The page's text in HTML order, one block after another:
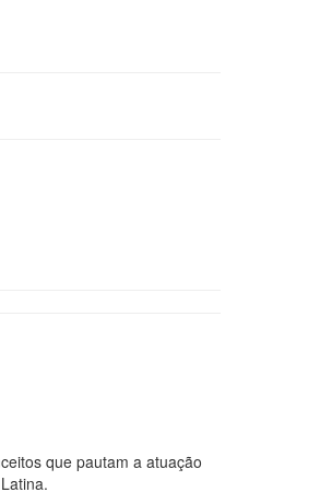
que pautam a atuação